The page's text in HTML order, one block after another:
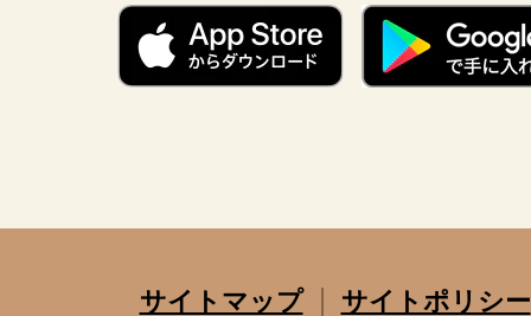
サイトマップ サイトポリシー